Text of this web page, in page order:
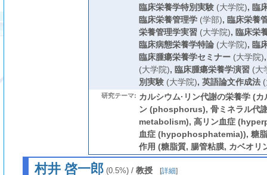
臨床栄養学特別実験(大学院), 臨
臨床栄養管理学(学部), 臨床栄養
栄養管理学実習(大学院), 臨床栄
臨床病態栄養学特論(大学院), 臨
臨床腫瘍栄養学セミナー(大学院)
(大学院), 臨床腫瘍栄養学演習(大
別実験(大学院), 英語論文作成法(
研究テーマ: カルシウム·リン代謝の栄養学 (
ン (phosphorus), 骨ミネラル代
metabolism), 高リン血症
血症 (hypophosphatemia)), 糖
作用 (糖脂質, 腸管粘膜, カベオリ
村井 啓一郎(0.5%)/ 教授 [詳細]